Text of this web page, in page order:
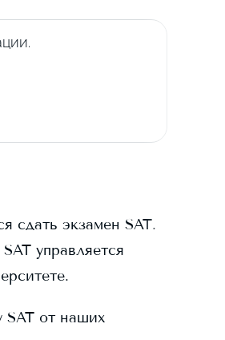
сдать экзамен SAT.
управляется
SAT от наших